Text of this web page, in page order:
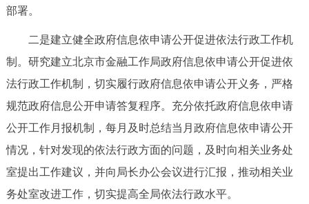
DEUTSCH FRANÇAIS РУССКИЙ ЯЗЫК
ESPAÑOL العربية PORTUGUÊS
ITALIANO
部署。
二是建立健全政府信息依申请公开促进依法行政工作机
制。研究建立北京市金融工作局政府信息依申请公开促进依
法行政工作机制，切实履行政府信息依申请公开义务，严格
规范政府信息公开申请答复程序。充分依托政府信息依申请
公开工作月报机制，每月及时总结当月政府信息依申请公开
情况，针对发现的依法行政方面的问题，及时向相关业务处
室提出工作建议，并向局长办公会议进行汇报，推动相关业
务处室改进工作，切实提高全局依法行政水平。